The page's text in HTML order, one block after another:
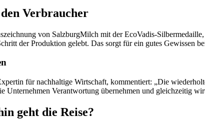
Verbraucher
von SalzburgMilch mit der EcoVadis-
der Produktion gelebt. Das sorgt für ein gutes Gewissen
für nachhaltige Wirtschaft, kommentiert: „Die
Unternehmen Verantwortung übernehmen und gleichzeitig
geht die Reise?